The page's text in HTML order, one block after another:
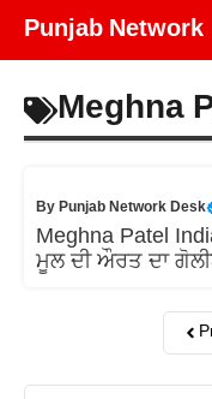
Skip
Punjab Network
Meghna
ByPunjab Network Desk
Meghna Patel
ਮੂਲ ਦੀ ਔਰਤ ਦਾ